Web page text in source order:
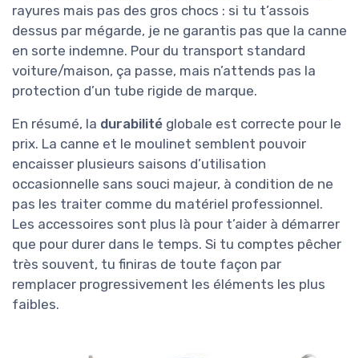
rayures mais pas des gros chocs : si tu t’assois
dessus par mégarde, je ne garantis pas que la canne
en sorte indemne. Pour du transport standard
voiture/maison, ça passe, mais n’attends pas la
protection d’un tube rigide de marque.
En résumé, la durabilité globale est correcte pour le
prix. La canne et le moulinet semblent pouvoir
encaisser plusieurs saisons d’utilisation
occasionnelle sans souci majeur, à condition de ne
pas les traiter comme du matériel professionnel.
Les accessoires sont plus là pour t’aider à démarrer
que pour durer dans le temps. Si tu comptes pêcher
très souvent, tu finiras de toute façon par
remplacer progressivement les éléments les plus
faibles.